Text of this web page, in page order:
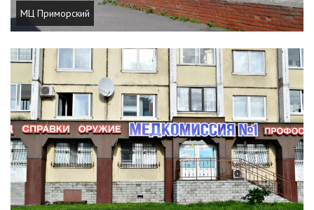
МЦ Приморский